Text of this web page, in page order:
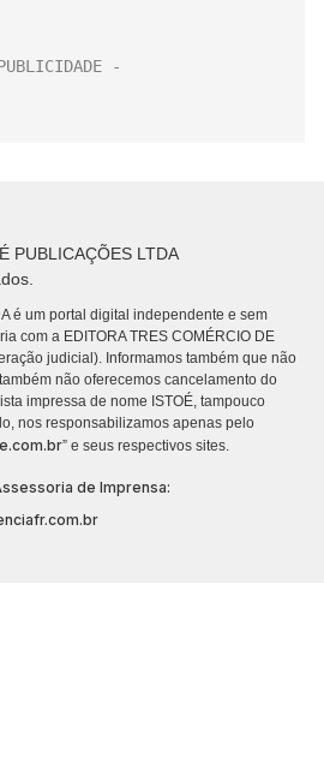
PUBLICAÇÕES LTDA
é um portal digital independente e sem
com a EDITORA TRES COMÉRCIO DE
judicial). Informamos também que não
não oferecemos cancelamento do
impressa de nome ISTOÉ, tampouco
nos responsabilizamos apenas pelo
” e seus respectivos sites.
de Imprensa: